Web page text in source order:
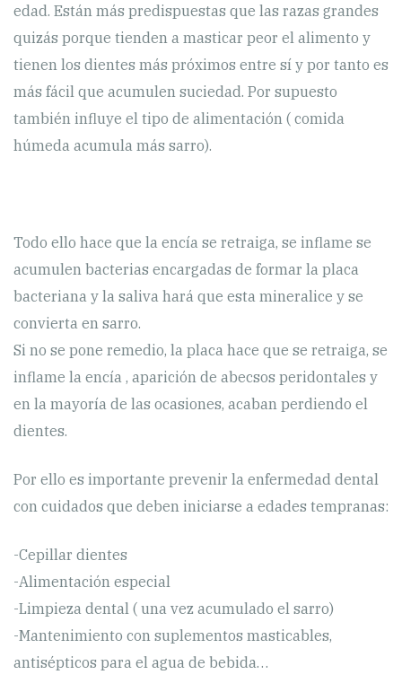
edad. Están más predispuestas que las razas grandes
quizás porque tienden a masticar peor el alimento y
tienen los dientes más próximos entre sí y por tanto es
más fácil que acumulen suciedad. Por supuesto
también influye el tipo de alimentación ( comida
húmeda acumula más sarro).
Todo ello hace que la encía se retraiga, se inflame se
acumulen bacterias encargadas de formar la placa
bacteriana y la saliva hará que esta mineralice y se
convierta en sarro.
Si no se pone remedio, la placa hace que se retraiga, se
inflame la encía , aparición de abecsos peridontales y
en la mayoría de las ocasiones, acaban perdiendo el
dientes.
Por ello es importante prevenir la enfermedad dental
con cuidados que deben iniciarse a edades tempranas:
-Cepillar dientes
-Alimentación especial
-Limpieza dental ( una vez acumulado el sarro)
-Mantenimiento con suplementos masticables,
antisépticos para el agua de bebida…